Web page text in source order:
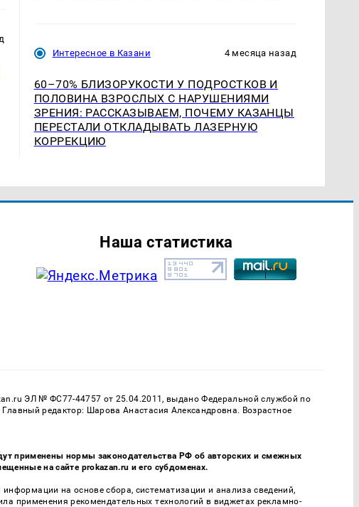
Интересное в Казани 4 месяца назад
60–70% БЛИЗОРУКОСТИ У ПОДРОСТКОВ И
ПОЛОВИНА ВЗРОСЛЫХ С НАРУШЕНИЯМИ
ЗРЕНИЯ: РАССКАЗЫВАЕМ, ПОЧЕМУ КАЗАНЦЫ
ПЕРЕСТАЛИ ОТКЛАДЫВАТЬ ЛАЗЕРНУЮ
КОРРЕКЦИЮ
Наша статистика
ЭЛ № ФС77-44757 от 25.04.2011, выдано Федеральной службой по
редактор: Шарова Анастасия Александровна. Возрастное
применены нормы законодательства РФ об авторских и смежных
на сайте prokazan.ru и его субдоменах.
на основе сбора, систематизации и анализа сведений,
применения рекомендательных технологий в виджетах рекламно-